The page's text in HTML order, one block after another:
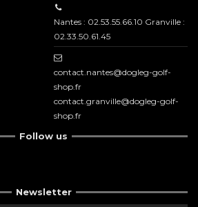
Nantes : 02.53.55.66.10 Granville :
02.33.50.61.45
contact.nantes@dogleg-golf-
shop.fr
contact.granville@dogleg-golf-
shop.fr
Follow us
Newsletter